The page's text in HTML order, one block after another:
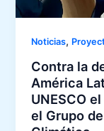
Noticias,
Contra la
América
UNESCO
el Grupo